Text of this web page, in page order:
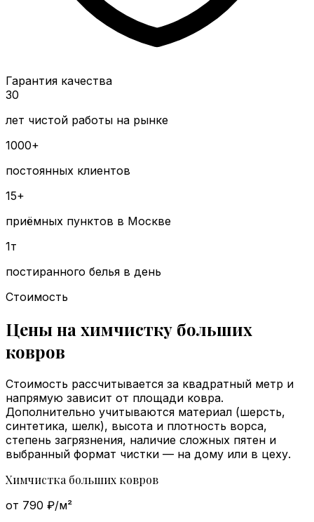
Гарантия качества
30
лет чистой работы на рынке
1000+
постоянных клиентов
15+
приёмных пунктов в Москве
1т
постиранного белья в день
Стоимость
Цены на химчистку больших
ковров
Стоимость рассчитывается за квадратный метр и
напрямую зависит от площади ковра.
Дополнительно учитываются материал (шерсть,
синтетика, шелк), высота и плотность ворса,
степень загрязнения, наличие сложных пятен и
выбранный формат чистки — на дому или в цеху.
Химчистка больших ковров
от 790 ₽/м²